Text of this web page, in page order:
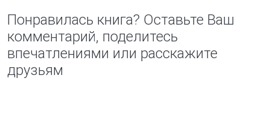
Понравилась книга? Оставьте Ваш
комментарий, поделитесь
впечатлениями или расскажите
друзьям